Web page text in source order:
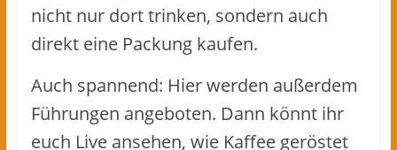
nicht nur dort trinken, sondern auch
direkt eine Packung kaufen.
Auch spannend: Hier werden außerdem
Führungen angeboten. Dann könnt ihr
euch Live ansehen, wie Kaffee geröstet